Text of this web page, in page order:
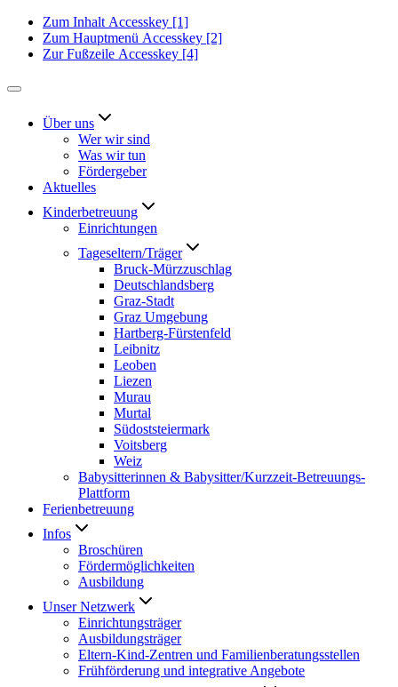
Zum Inhalt Accesskey [1]
Zum Hauptmenü Accesskey [2]
Zur Fußzeile Accesskey [4]
Über uns
Wer wir sind
Was wir tun
Fördergeber
Aktuelles
Kinderbetreuung
Einrichtungen
Tageseltern/Träger
Bruck-Mürzzuschlag
Deutschlandsberg
Graz-Stadt
Graz Umgebung
Hartberg-Fürstenfeld
Leibnitz
Leoben
Liezen
Murau
Murtal
Südoststeiermark
Voitsberg
Weiz
Babysitterinnen & Babysitter/Kurzzeit-Betreuungs-
Plattform
Ferienbetreuung
Infos
Broschüren
Fördermöglichkeiten
Ausbildung
Unser Netzwerk
Einrichtungsträger
Ausbildungsträger
Eltern-Kind-Zentren und Familienberatungsstellen
Frühförderung und integrative Angebote